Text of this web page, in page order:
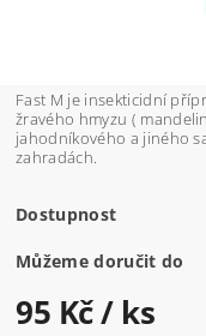
Fast M je insekticidní
žravého hmyzu (
jahodníkového a jiného
zahradách.
Dostupnost
Můžeme doručit do
95 Kč/ ks